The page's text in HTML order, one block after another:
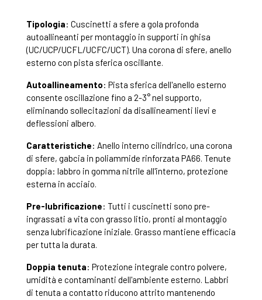
Tipologia: Cuscinetti a sfere a gola profonda
autoallineanti per montaggio in supporti in ghisa
(UC/UCP/UCFL/UCFC/UCT). Una corona di sfere, anello
esterno con pista sferica oscillante.
Autoallineamento: Pista sferica dell'anello esterno
consente oscillazione fino a 2-3° nel supporto,
eliminando sollecitazioni da disallineamenti lievi e
deflessioni albero.
Caratteristiche: Anello interno cilindrico, una corona
di sfere, gabcia in poliammide rinforzata PA66. Tenute
doppia: labbro in gomma nitrile all'interno, protezione
esterna in acciaio.
Pre-lubrificazione: Tutti i cuscinetti sono pre-
ingrassati a vita con grasso litio, pronti al montaggio
senza lubrificazione iniziale. Grasso mantiene efficacia
per tutta la durata.
Doppia tenuta: Protezione integrale contro polvere,
umidità e contaminanti dell'ambiente esterno. Labbri
di tenuta a contatto riducono attrito mantenendo